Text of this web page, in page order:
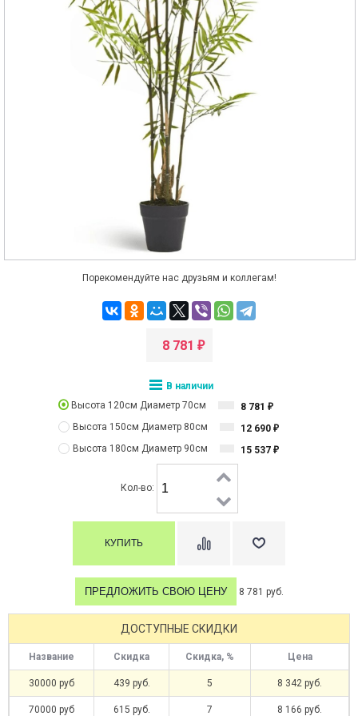
Порекомендуйте нас друзьям и коллегам!
8 781 ₽
В наличии
Высота 120см Диаметр 70см
8 781 ₽
Высота 150см Диаметр 80см 12 690 ₽
Высота 180см Диаметр 90см 15 537 ₽
Кол-во:
ПРЕДЛОЖИТЬ СВОЮ ЦЕНУ 8 781 руб.
ДОСТУПНЫЕ СКИДКИ
Название Скидка Скидка, % Цена
30000 руб 439 руб. 5 8 342 руб.
70000 руб 615 руб. 7 8 166 руб.